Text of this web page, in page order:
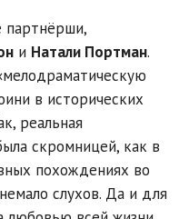
партнёрши,
и Натали Портман.
в исторических
реальная
скромницей, как в
похождениях во
слухов. Да и для